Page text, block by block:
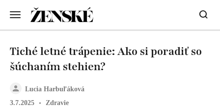
Lucia Harbuľáková
3.7.2025
Zdravie
Tiché letné trápenie: Ako si poradiť so
šúchaním stehien?